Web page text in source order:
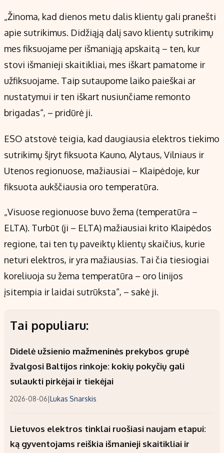
„Žinoma, kad dienos metu dalis klientų gali pranešti
apie sutrikimus. Didžiąją dalį savo klientų sutrikimų
mes fiksuojame per išmaniąją apskaitą – ten, kur
stovi išmanieji skaitikliai, mes iškart pamatome ir
užfiksuojame. Taip sutaupome laiko paieškai ar
nustatymui ir ten iškart nusiunčiame remonto
brigadas“, – pridūrė ji.
ESO atstovė teigia, kad daugiausia elektros tiekimo
sutrikimų šįryt fiksuota Kauno, Alytaus, Vilniaus ir
Utenos regionuose, mažiausiai – Klaipėdoje, kur
fiksuota aukščiausia oro temperatūra.
„Visuose regionuose buvo žema (temperatūra –
ELTA). Turbūt (ji – ELTA) mažiausiai krito Klaipėdos
regione, tai ten tų paveiktų klientų skaičius, kurie
neturi elektros, ir yra mažiausias. Tai čia tiesiogiai
koreliuoja su žema temperatūra – oro linijos
įsitempia ir laidai sutrūksta“, – sakė ji.
Tai populiaru:
Didelė užsienio mažmeninės prekybos grupė
žvalgosi Baltijos rinkoje: kokių pokyčių gali
sulaukti pirkėjai ir tiekėjai
2026-08-06|Lukas Snarskis
Lietuvos elektros tinklai ruošiasi naujam etapui:
ką gyventojams reiškia išmanieji skaitikliai ir